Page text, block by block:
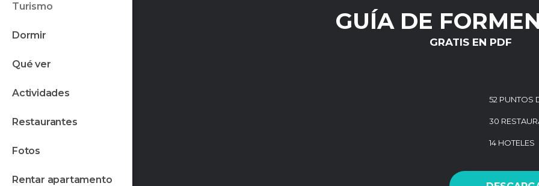
turismo
dormir
qué ver
actividades
restaurantes
fotos
rentar apartamento
GUÍA DE
GRATIS EN PDF
52 PUNTOS
30
14 HOTELES